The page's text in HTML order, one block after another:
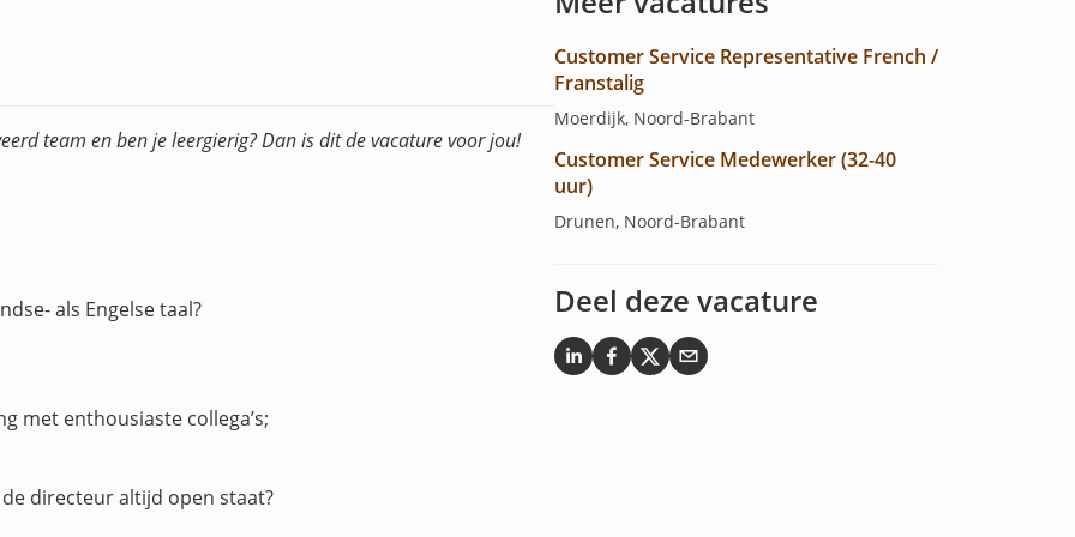
team en ben je leergierig? Dan is dit de vacature voor jou!
als Engelse taal?
met enthousiaste collega’s;
directeur altijd open staat?
Customer Service Representative French /
Franstalig
Moerdijk, Noord-Brabant
Customer Service Medewerker (32-40
uur)
Drunen, Noord-Brabant
Deel deze vacature